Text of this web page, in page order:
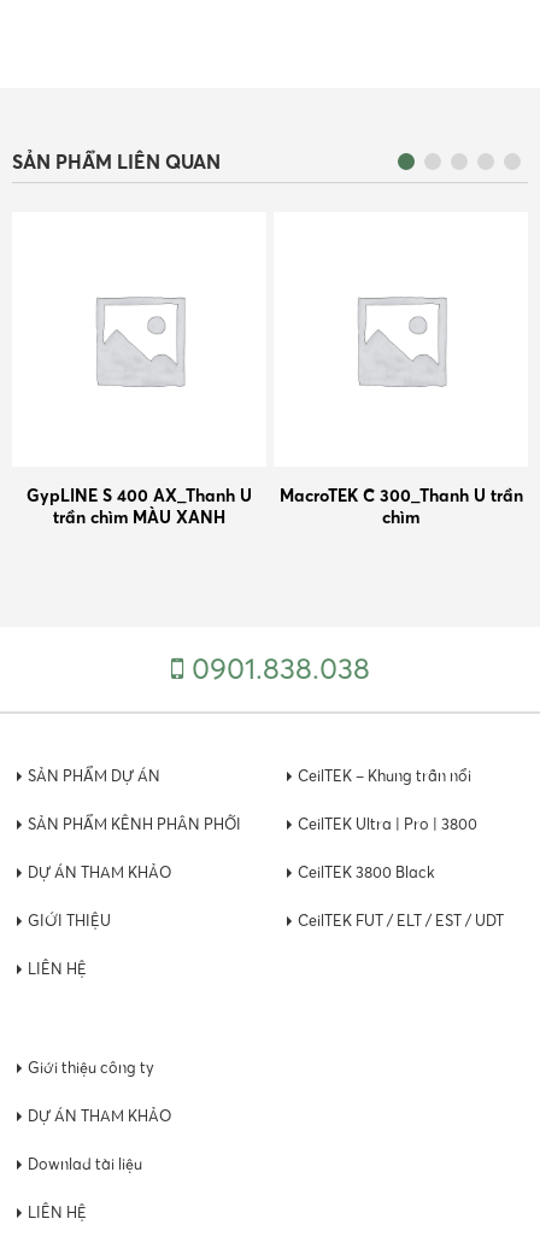
SẢN PHẨM LIÊN QUAN
GypLINE S 400 AX_Thanh U
trần chìm MÀU XANH
MacroTEK C 300_Thanh U trần
chìm
0901.838.038
SẢN PHẨM DỰ ÁN
SẢN PHẨM KÊNH PHÂN PHỐI
DỰ ÁN THAM KHẢO
GIỚI THIỆU
LIÊN HỆ
CeilTEK – Khung trần nổi
CeilTEK Ultra | Pro | 3800
CeilTEK 3800 Black
CeilTEK FUT / ELT / EST / UDT
Giới thiệu công ty
DỰ ÁN THAM KHẢO
Downlad tài liệu
LIÊN HỆ